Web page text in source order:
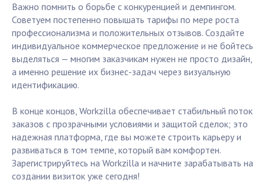
Важно помнить о борьбе с конкуренцией и демпингом.
Советуем постепенно повышать тарифы по мере роста
профессионализма и положительных отзывов. Создайте
индивидуальное коммерческое предложение и не бойтесь
выделяться — многим заказчикам нужен не просто дизайн,
а именно решение их бизнес-задач через визуальную
идентификацию.
В конце концов, Workzilla обеспечивает стабильный поток
заказов с прозрачными условиями и защитой сделок; это
надежная платформа, где вы можете строить карьеру и
развиваться в том темпе, который вам комфортен.
Зарегистрируйтесь на Workzilla и начните зарабатывать на
создании визиток уже сегодня!